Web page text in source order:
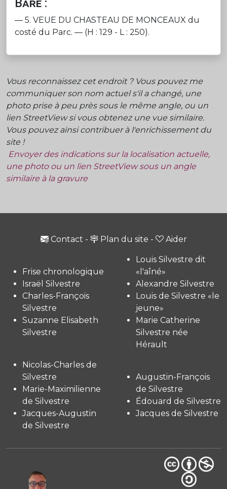
— 5. VEUE DU CHASTEAU DE MONCEAUX du
costé du Parc. — (H : 129 - L : 250).
Vous reconnaissez cet endroit ? Vous pouvez me
communiquer son nom actuel s'il a changé, une
photo prise à peu près sous le même angle, ou un
lien StreetView si vous obtenez une vue similaire.
Vous pouvez ainsi contribuer à l'enrichissement du
site !
Envoyer des indications sur la localisation actuelle,
une photo ou un lien StreetView sous un angle
similaire à la gravure
Contact - Plan du site - Aider
Frise chronologique
Israël Silvestre
Charles-François
Silvestre
Suzanne Elisabeth
Silvestre
Louis Silvestre dit
«l'aîné»
Alexandre Silvestre
Louis de Silvestre «le
jeune»
Marie Catherine
Silvestre née
Hérault
Nicolas-Charles de
Silvestre
Marie-Maximilienne
de Silvestre
Jacques-Augustin
de Silvestre
Augustin-François
de Silvestre
Édouard de Silvestre
Jacques de Silvestre